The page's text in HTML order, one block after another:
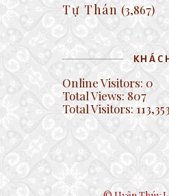
Tự Thán (3,867)
Online Visitors: 0
Total Views: 807
Total Visitors:113,353